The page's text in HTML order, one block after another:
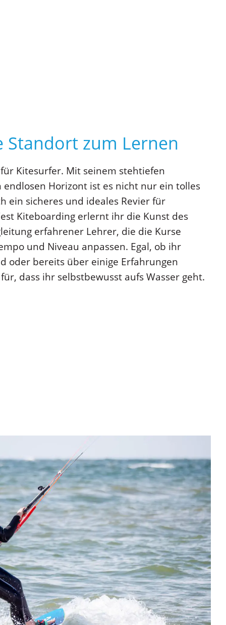
Standort zum Lernen
Kitesurfer. Mit seinem stehtiefen
endlosen Horizont ist es nicht nur ein tolles
ein sicheres und ideales Revier für
Kiteboarding erlernt ihr die Kunst des
erfahrener Lehrer, die die Kurse
und Niveau anpassen. Egal, ob ihr
oder bereits über einige Erfahrungen
dass ihr selbstbewusst aufs Wasser geht.